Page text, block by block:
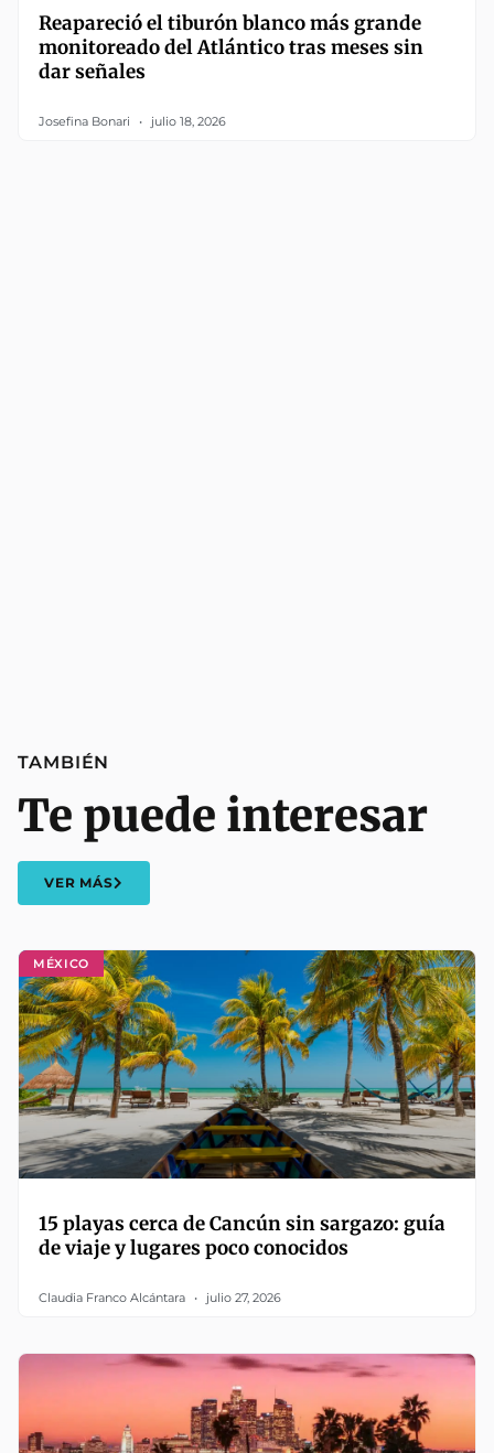
Reapareció el tiburón blanco más grande
monitoreado del Atlántico tras meses sin
dar señales
Josefina Bonari julio 18, 2026
MÉXICO
15 playas cerca de Cancún sin sargazo: guía
de viaje y lugares poco conocidos
Claudia Franco Alcántara julio 27, 2026
TAMBIÉN
Te puede interesar
VER MÁS